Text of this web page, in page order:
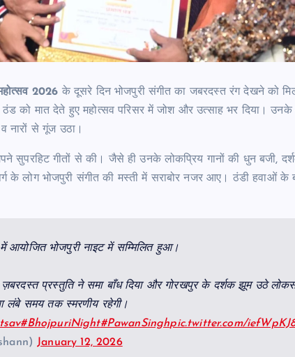
2026 के दूसरे दिन भोजपुरी संगीत का जबरदस्त रंग देखने को
को मात देते हुए महोत्सव परिसर में जोश और उत्साह भर दिया। उनके
नारों से गूंज उठा।
सुपरहिट गीतों से की। जैसे ही उनके लोकप्रिय गानों की धुन बजी,
लोग भोजपुरी संगीत की मस्ती में सराबोर नजर आए। ठंडी हवाओं के
आयोजित भोजपुरी नाइट में सम्मिलित हुआ।
ज़बरदस्त प्रस्तुति ने समा बाँध दिया और गोरखपुर के दर्शक झूम उठे
लंबे समय तक स्मरणीय रहेगी।
#BhojpuriNight#PawanSinghpic.twitter.com/
January 12, 2026